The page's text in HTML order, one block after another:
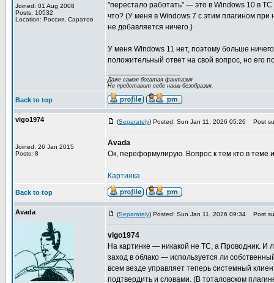
Joined: 01 Aug 2008
Posts: 10532
Location: Россия, Саратов
"перестало работать" — это в Windows 10 в
что? (У меня в Windows 7 с этим плагином
не добавляется ничего.)
У меня Windows 11 нет, поэтому больше
положительный ответ на свой вопрос, но его
Даже самая богатая фантазия
Не представит себе наши безобразия.
Back to top
vigo1974
Joined: 26 Jan 2015
Posts: 8
(Separately) Posted: Sun Jan 11, 2026 05:26 Post
Avada
Ок, переформулирую. Вопрос к тем кто в теме
Картинка
Back to top
Avada (Separately) Posted: Sun Jan 11, 2026 09:34 Post
vigo1974
На картинке — никакой не TC, а Проводник. И
заход в облако — используется ли
всем везде управляет теперь системный
подтвердить и словами. (В тоталовском